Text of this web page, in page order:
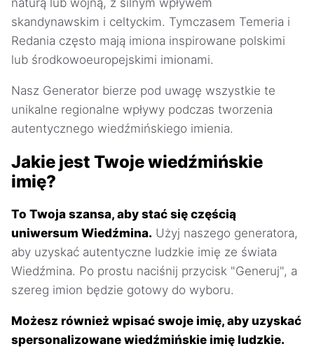
skandynawskim i celtyckim. Tymczasem Temeria i
Redania często mają imiona inspirowane polskimi
lub środkowoeuropejskimi imionami.
Nasz Generator bierze pod uwagę wszystkie te
unikalne regionalne wpływy podczas tworzenia
autentycznego wiedźmińskiego imienia.
Jakie jest Twoje wiedźmińskie
imię?
To Twoja szansa, aby stać się częścią
uniwersum Wiedźmina. Użyj naszego generatora,
aby uzyskać autentyczne ludzkie imię ze świata
Wiedźmina. Po prostu naciśnij przycisk "Generuj", a
szereg imion będzie gotowy do wyboru.
Możesz również wpisać swoje imię, aby uzyskać
spersonalizowane wiedźmińskie imię ludzkie.